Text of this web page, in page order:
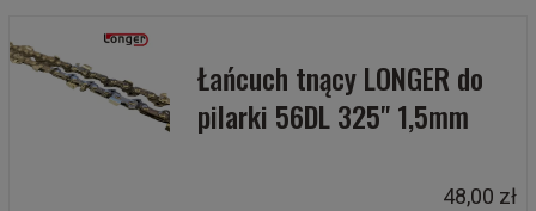
Łańcuch tnący LONGER do
pilarki 56DL 325" 1,5mm
48,00 zł